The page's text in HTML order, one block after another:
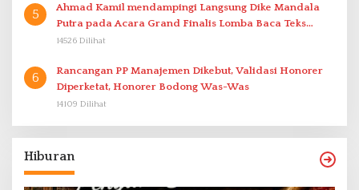
5
Ahmad Kamil mendampingi Langsung Dike Mandala
Putra pada Acara Grand Finalis Lomba Baca Teks
Proklamasi Mirip Bung Karno di Bali
14526 Dilihat
6
Rancangan PP Manajemen Dikebut, Validasi Honorer
Diperketat, Honorer Bodong Was-Was
14109 Dilihat
Hiburan